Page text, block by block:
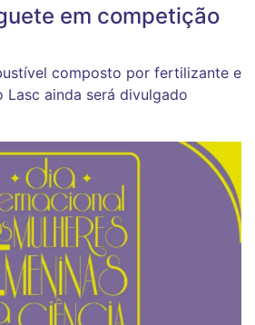
em competição
composto por fertilizante e
Lasc ainda será divulgado